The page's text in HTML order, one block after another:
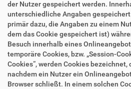
der Nutzer gespeichert werden.
unterschiedliche Angaben
primär dazu, die Angaben zu einem
dem das Cookie gespeichert ist)
Besuch innerhalb eines
temporäre Cookies, bzw. „Session-
Cookies“, werden Cookies
nachdem ein Nutzer ein
Browser schließt. In einem solchen